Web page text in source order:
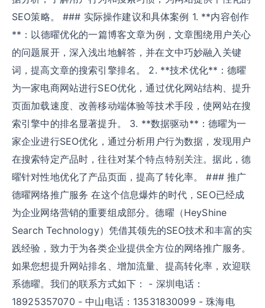
SEO策略。 ### 实际操作建议和具体案例 1. **内容创作
**：以德曜优化的一篇博客文章为例，文章围绕用户关心
的问题展开，深入浅出地解答，并在文中巧妙融入关键
词，提高文章的搜索引擎排名。 2. **技术优化**：德曜
为一家电商网站进行SEO优化，通过优化网站结构、提升
页面加载速度、改善移动端体验等技术手段，使网站在搜
索引擎中的排名显著提升。 3. **数据驱动**：德曜为一
家企业进行SEO优化，通过分析用户行为数据，发现用户
在搜索特定产品时，往往对某个特点特别关注。据此，德
曜针对性地优化了产品页面，提高了转化率。 ### 推广
德曜网络推广服务 在这个信息爆炸的时代，SEO已经成
为企业网络营销的重要组成部分。德曜（HeyShine
Search Technology）凭借其领先的SEO技术和丰富的实
践经验，致力于为各类企业提供全方位的网络推广服务。
如果您想提升网站排名、增加流量、提高转化率，欢迎联
系德曜。我们的联系方式如下： - 深圳电话：
18925357070 - 中山电话：13531830099 - 珠海电